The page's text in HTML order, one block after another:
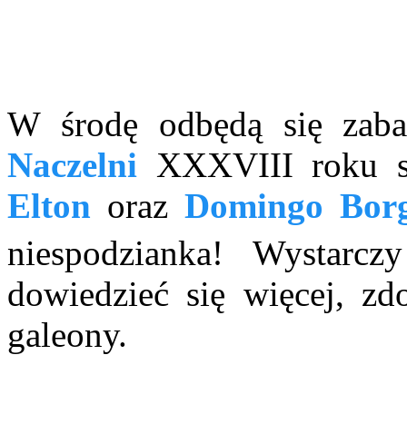
W środę odbędą się
Naczelni XXXVIII roku
Elton oraz Domingo
niespodzianka!
dowiedzieć się więcej,
galeony.